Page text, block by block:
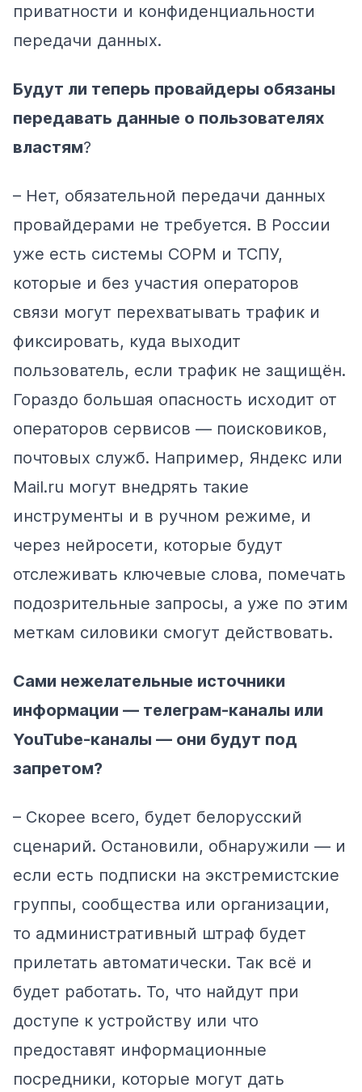
приватности и конфиденциальности
передачи данных.
Будут ли теперь провайдеры обязаны
передавать данные о пользователях
властям?
– Нет, обязательной передачи данных
провайдерами не требуется. В России
уже есть системы СОРМ и ТСПУ,
которые и без участия операторов
связи могут перехватывать трафик и
фиксировать, куда выходит
пользователь, если трафик не защищён.
Гораздо большая опасность исходит от
операторов сервисов — поисковиков,
почтовых служб. Например, Яндекс или
Mail.ru могут внедрять такие
инструменты и в ручном режиме, и
через нейросети, которые будут
отслеживать ключевые слова, помечать
подозрительные запросы, а уже по этим
меткам силовики смогут действовать.
Сами нежелательные источники
информации — телеграм-каналы или
YouTube-каналы — они будут под
запретом?
– Скорее всего, будет белорусский
сценарий. Остановили, обнаружили — и
если есть подписки на экстремистские
группы, сообщества или организации,
то административный штраф будет
прилетать автоматически. Так всё и
будет работать. То, что найдут при
доступе к устройству или что
предоставят информационные
посредники, которые могут дать